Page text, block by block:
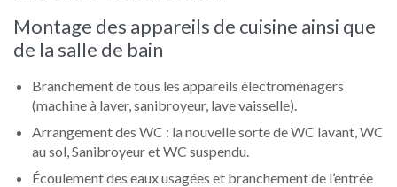
Montage des appareils de cuisine ainsi que
de la salle de bain
Branchement de tous les appareils électroménagers
(machine à laver, sanibroyeur, lave vaisselle).
Arrangement des WC : la nouvelle sorte de WC lavant, WC
au sol, Sanibroyeur et WC suspendu.
Écoulement des eaux usagées et branchement de l’entrée